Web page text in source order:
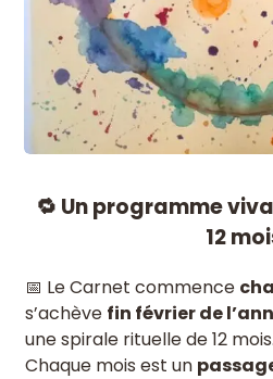
🔁 Un programme
12
📅 Le Carnet commence
s’achève fin février de
une spirale rituelle de 12 mois.
Chaque mois est un